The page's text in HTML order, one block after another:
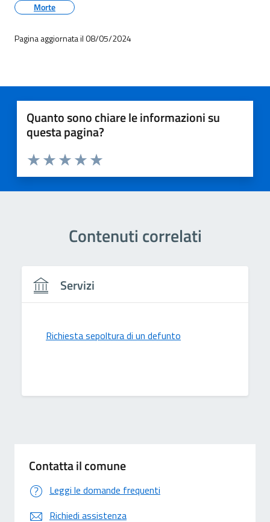
Morte
Pagina aggiornata il 08/05/2024
Quanto sono chiare le informazioni su
questa pagina?
Valuta 5 stelle su 5
Valuta 4 stelle su 5
Valuta 3 stelle su 5
Valuta 2 stelle su 5
Valuta 1 stelle su 5
Contenuti correlati
Servizi
Richiesta sepoltura di un defunto
Contatta il comune
Leggi le domande frequenti
Richiedi assistenza